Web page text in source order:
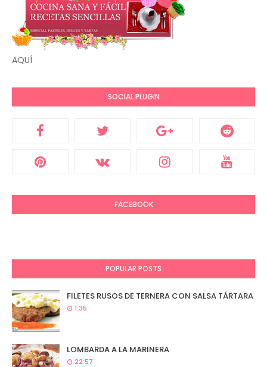
AQUÍ
SOCIAL PLUGIN
FACEBOOK
POPULAR POSTS
FILETES RUSOS DE TERNERA CON SALSA TÁRTARA
1:35
LOMBARDA A LA MARINERA
22:57